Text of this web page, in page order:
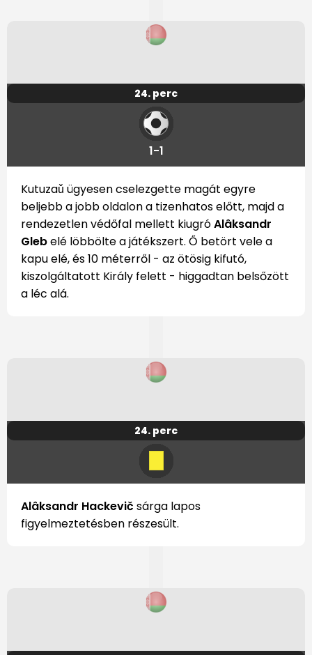
24. perc
1-1
Kutuzaǔ ügyesen cselezgette magát egyre
beljebb a jobb oldalon a tizenhatos előtt, majd a
rendezetlen védőfal mellett kiugróAlâksandr
Glebelé löbbölte a játékszert. Ő betört vele a
kapu elé, és 10 méterről - az ötösig kifutó,
kiszolgáltatott Király felett - higgadtan belsőzött
a léc alá.
24. perc
Alâksandr Hackevič sárga lapos
figyelmeztetésben részesült.